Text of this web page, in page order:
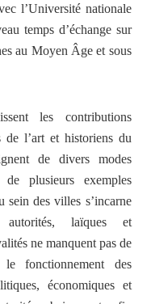
l’Université nationale
temps d’échange sur
au Moyen Âge et sous
les contributions
de l’art et historiens du
de divers modes
plusieurs exemples
sein des villes s’incarne
laïques et
ne manquent pas de
fonctionnement des
économiques et